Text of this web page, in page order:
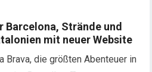
Strände und
mit neuer Website
Brava, die größten Abenteuer in